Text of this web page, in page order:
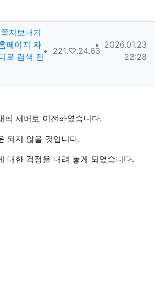
쪽지보내기
페이지 자
로 검색 전
221.♡.24.63 아이피
작성일
2026.01.23
22:28
픽 서버로 이전하였습니다.
되지 않을 것입니다.
대한 걱정을 내려 놓게 되었습니다.